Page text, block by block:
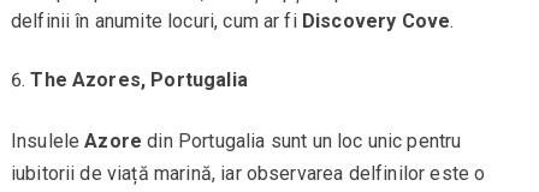
delfinii în anumite locuri, cum ar fi Discovery Cove.
The Azores, Portugalia
InsuleleAzore din Portugalia sunt un loc unic pentru
iubitorii de viață marină, iar observarea delfinilor este o